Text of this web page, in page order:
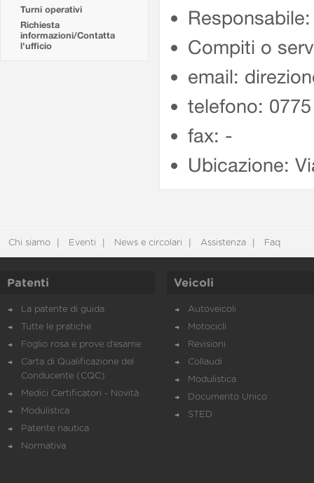
Turni operativi
Richiesta
informazioni/Contatta
l'ufficio
Compiti o
email:
telefono:
fax: -
Ubicazione:
Chi siamo Eventi News e circolari Assistenza Faq
Patenti
La patente di guida
Tutte le pratiche
Foglio rosa e prove d’esame
Carta di Qualificazione del
Conducente (CQC)
Medici Certificatori - Novità
Modulistica
Patente nautica
Normativa
Veicoli
Autoveicoli
Motocicli
Revisioni
Collaudi
Modulistica
Documento Unico
STED